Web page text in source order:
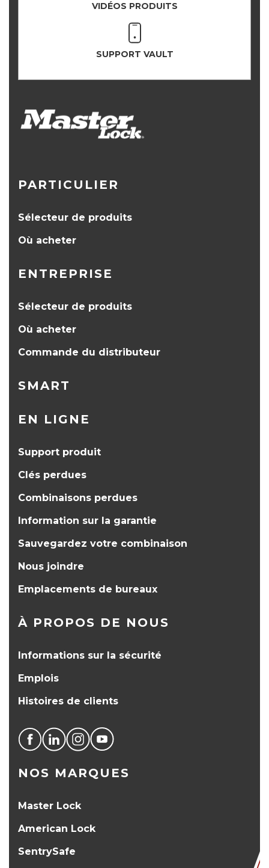
VIDÉOS PRODUITS
SUPPORT VAULT
PARTICULIER
Sélecteur de produits
Où acheter
ENTREPRISE
Sélecteur de produits
Où acheter
Commande du distributeur
SMART
EN LIGNE
Support produit
Clés perdues
Combinaisons perdues
Information sur la garantie
Sauvegardez votre combinaison
Nous joindre
Emplacements de bureaux
À PROPOS DE NOUS
Informations sur la sécurité
Emplois
Histoires de clients
NOS MARQUES
Master Lock
American Lock
SentrySafe